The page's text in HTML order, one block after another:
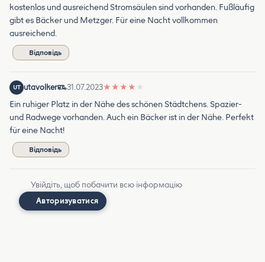
kostenlos und ausreichend Stromsäulen sind vorhanden. Fußläufig
gibt es Bäcker und Metzger. Für eine Nacht vollkommen
ausreichend.
Відповідь
UT utavolker 31.07.2023★ ★ ★ ★ ★
Ein ruhiger Platz in der Nähe des schönen Städtchens. Spazier-
und Radwege vorhanden. Auch ein Bäcker ist in der Nähe. Perfekt
für eine Nacht!
Відповідь
Увійдіть, щоб побачити всю інформацію
Авторизуватися